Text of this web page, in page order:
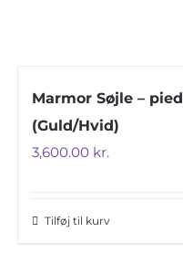
Marmor Søjle –
(Guld/Hvid)
3,600.00 kr.
Tilføj til kurv